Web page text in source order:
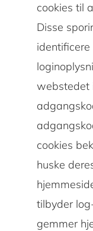
cookies til
Disse
webstedet
cookies
huske
tilbyder
gemmer